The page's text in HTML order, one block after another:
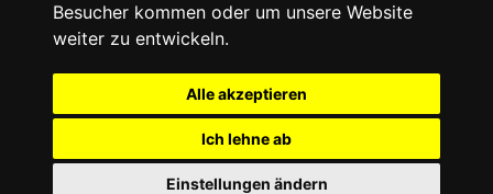
Besucher kommen oder um unsere Website
weiter zu entwickeln.
Alle akzeptieren
Ich lehne ab
Einstellungen ändern